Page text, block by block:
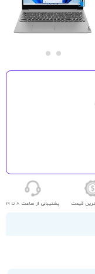
تصاویر
تصاویر
قیمت پشتیبانی از ساعت 8 تا 19